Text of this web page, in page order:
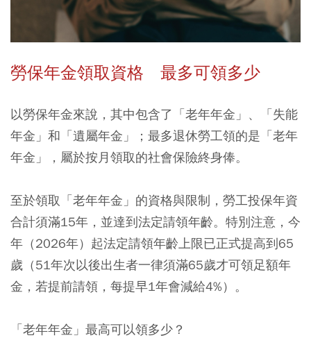
勞保年金領取資格 最多可領多少
以勞保年金來說，其中包含了「老年年金」、「失能
年金」和「遺屬年金」；最多退休勞工領的是「老年
年金」，屬於按月領取的社會保險終身俸。
至於領取「老年年金」的資格與限制，勞工投保年資
合計須滿15年，並達到法定請領年齡。特別注意，今
年（2026年）起法定請領年齡上限已正式提高到65
歲（51年次以後出生者一律須滿65歲才可領足額年
金，若提前請領，每提早1年會減給4%）。
「老年年金」最高可以領多少？